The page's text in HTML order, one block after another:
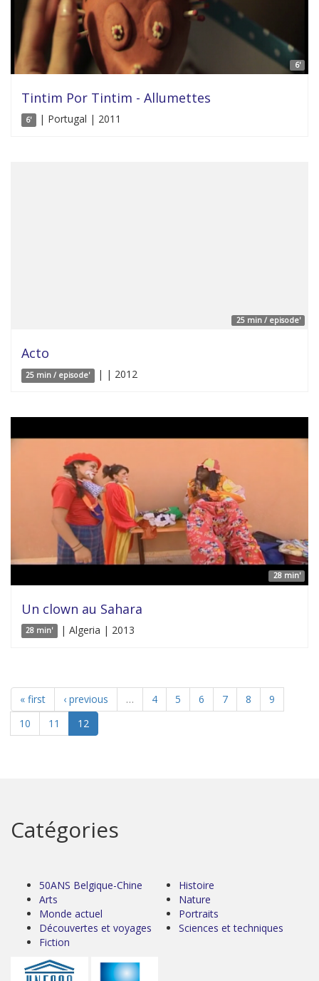
6'
Tintim Por Tintim - Allumettes
6' | Portugal | 2011
25 min / episode'
Acto
25 min / episode' | | 2012
28 min'
Un clown au Sahara
28 min' | Algeria | 2013
« first ‹ previous … 4 5 6 7 8
9
10
11 12
Catégories
50ANS Belgique-Chine
Arts
Monde actuel
Découvertes et voyages
Fiction
Histoire
Nature
Portraits
Sciences et techniques